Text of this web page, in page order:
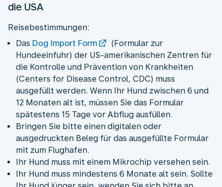
die USA
Reisebestimmungen:
Das Dog Import Form
(Formular zur
Hundeeinfuhr) der US-amerikanischen Zentren für
die Kontrolle und Prävention von Krankheiten
(Centers for Disease Control, CDC) muss
ausgefüllt werden. Wenn Ihr Hund zwischen 6 und
12 Monaten alt ist, müssen Sie das Formular
spätestens 15 Tage vor Abflug ausfüllen.
Bringen Sie bitte einen digitalen oder
ausgedruckten Beleg für das ausgefüllte Formular
mit zum Flughafen.
Ihr Hund muss mit einem Mikrochip versehen sein.
Ihr Hund muss mindestens 6 Monate alt sein. Sollte